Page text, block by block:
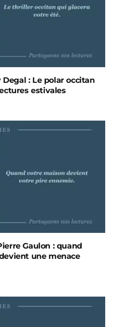
Degal : Le polar occitan
estivales
Gaulon : quand
une menace